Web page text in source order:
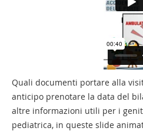
Quali documenti portare alla
anticipo prenotare la data del
altre informazioni utili per i
pediatrica, in queste slide